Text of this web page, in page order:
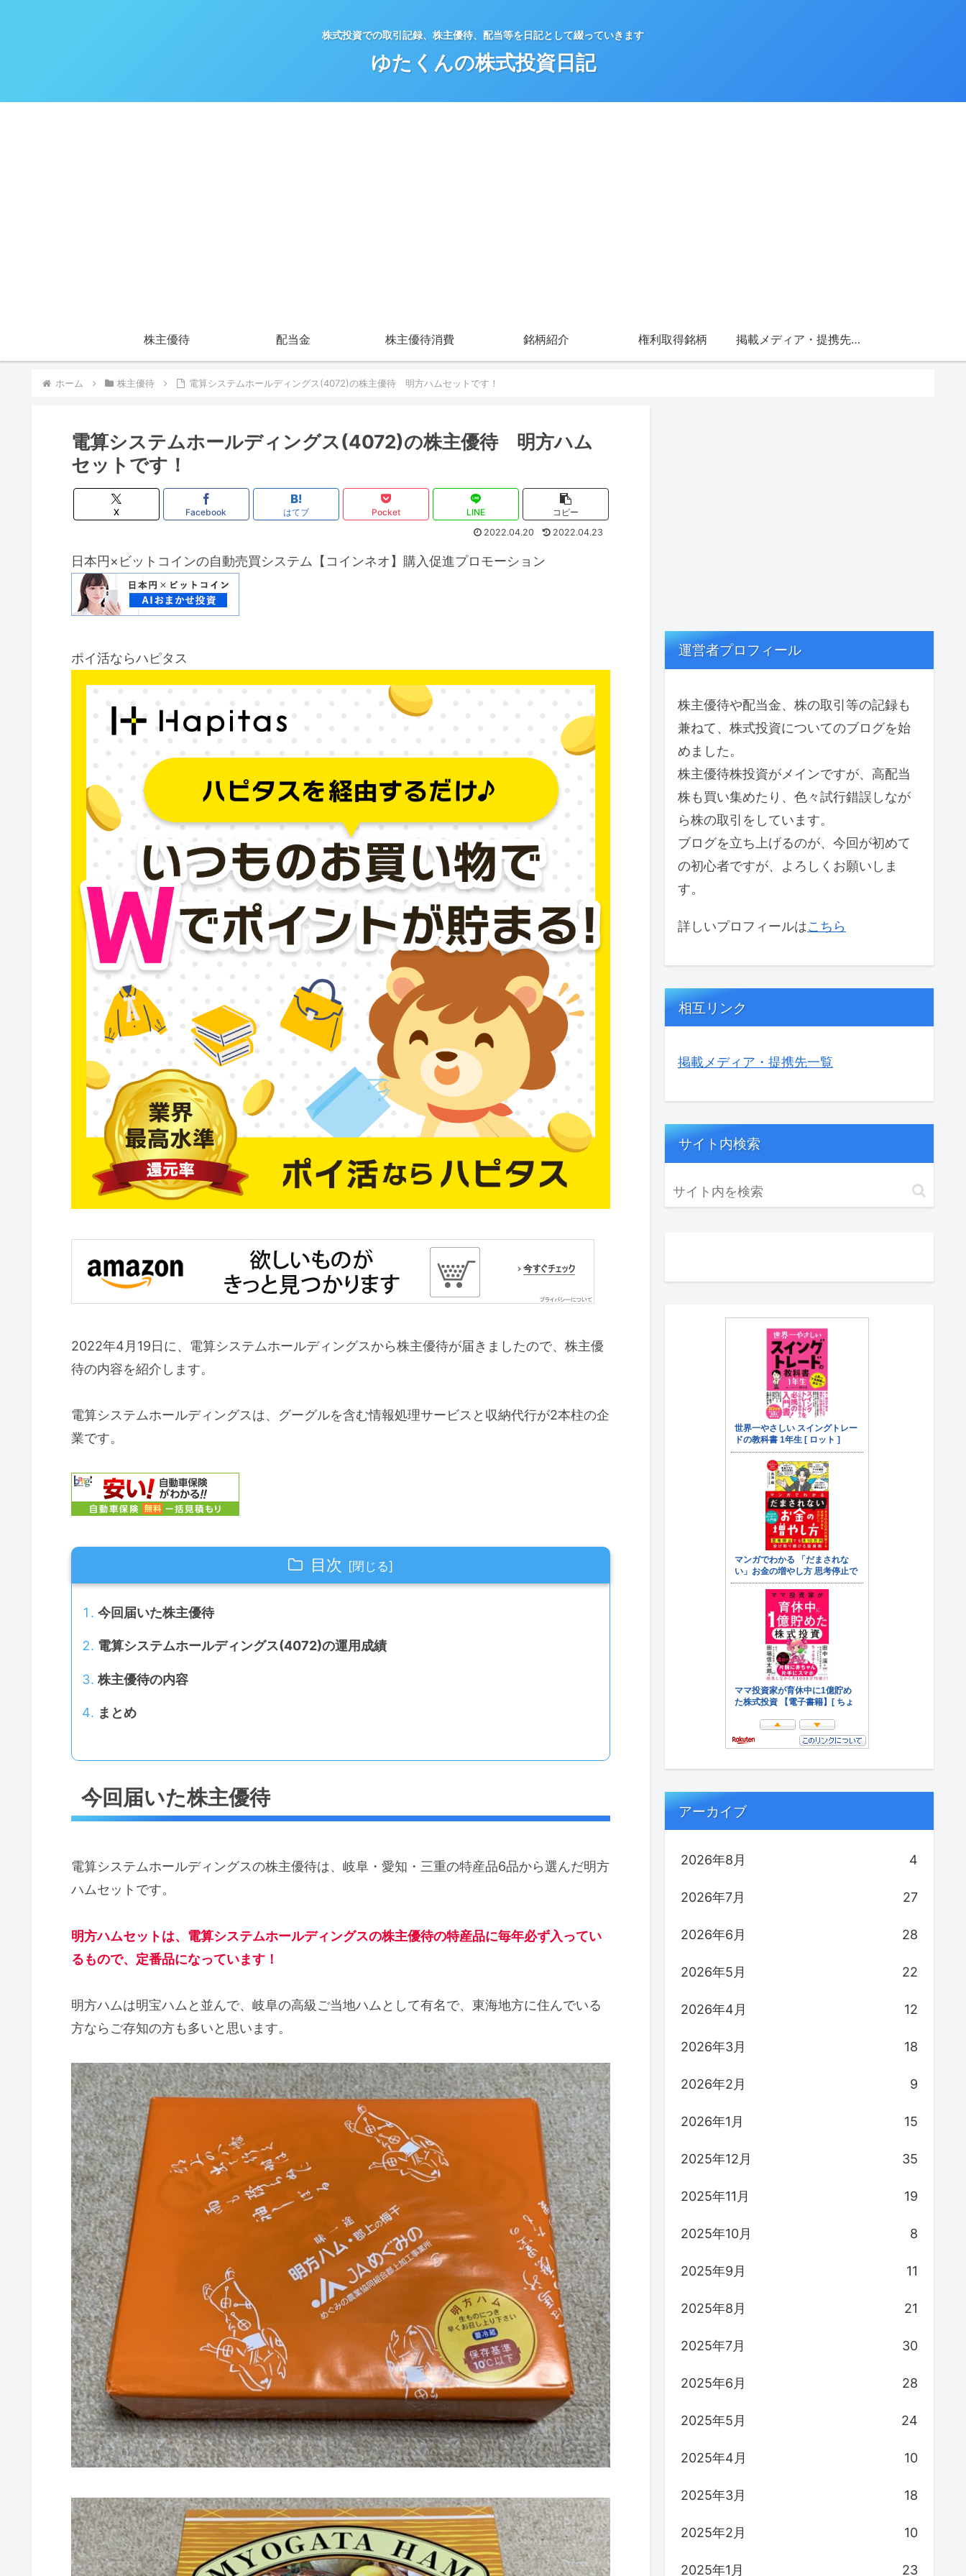
株式投資での取引記録、株主優待、配当等を日記として綴っていきます
ゆたくんの株式投資日記
株主優待 配当金 株主優待消費 銘柄紹介 権利取得銘柄 掲載メディア・提携先一覧
ホーム 株主優待 電算システムホールディングス(4072)の株主優待 明方ハムセットです！
電算システムホールディングス(4072)の株主優待 明方ハム
セットです！
X Facebook はてブ Pocket LINE
コピー
2022.04.20
2022.04.23
日本円×ビットコインの自動売買システム【コインネオ】購入促進プロモーション
ポイ活ならハピタス
2022年4月19日に、電算システムホールディングスから株主優待が届きましたので、株主優
待の内容を紹介します。
電算システムホールディングスは、グーグルを含む情報処理サービスと収納代行が2本柱の企
業です。
目次
今回届いた株主優待
電算システムホールディングス(4072)の運用成績
株主優待の内容
まとめ
今回届いた株主優待
電算システムホールディングスの株主優待は、岐阜・愛知・三重の特産品6品から選んだ明方
ハムセットです。
明方ハムセットは、電算システムホールディングスの株主優待の特産品に毎年必ず入ってい
るもので、定番品になっています！
明方ハムは明宝ハムと並んで、岐阜の高級ご当地ハムとして有名で、東海地方に住んでいる
方ならご存知の方も多いと思います。
運営者プロフィール
株主優待や配当金、株の取引等の記録も
兼ねて、株式投資についてのブログを始
めました。
株主優待株投資がメインですが、高配当
株も買い集めたり、色々試行錯誤しなが
ら株の取引をしています。
ブログを立ち上げるのが、今回が初めて
の初心者ですが、よろしくお願いしま
す。
詳しいプロフィールはこちら
相互リンク
掲載メディア・提携先一覧
サイト内検索
アーカイブ
2026年8月 4
2026年7月 27
2026年6月 28
2026年5月 22
2026年4月 12
2026年3月 18
2026年2月 9
2026年1月 15
2025年12月 35
2025年11月 19
2025年10月 8
2025年9月 11
2025年8月 21
2025年7月 30
2025年6月 28
2025年5月 24
2025年4月 10
2025年3月 18
2025年2月 10
2025年1月 23